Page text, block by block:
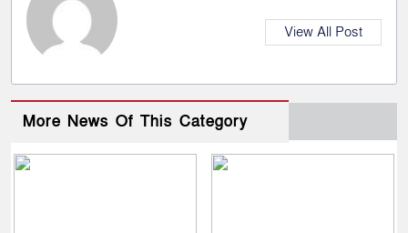
View All Post
More News Of This Category